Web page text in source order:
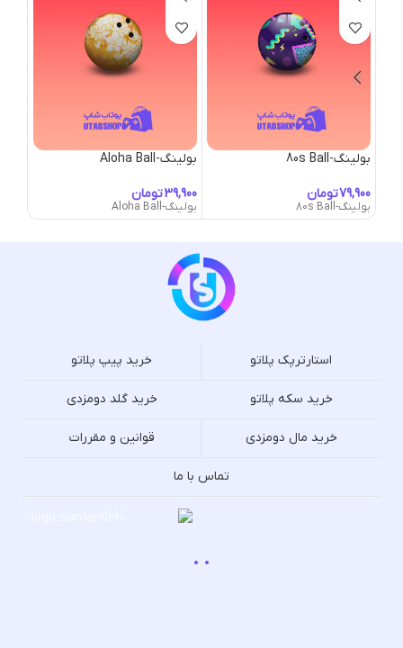
بولینگ-80s Ball
تومان
بولینگ-80s Ball
بولینگ-Aloha Ball
تومان
بولینگ-Aloha Ball
استارترپک پلاتو خرید پیپ پلاتو
خرید سکه پلاتو خرید گلد دومزدی
خرید مال دومزدی قوانین و مقررات
تماس با ما